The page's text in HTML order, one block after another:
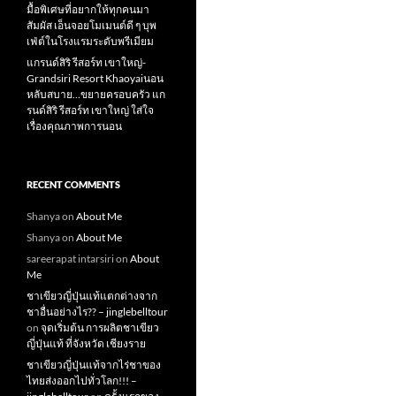
มื้อพิเศษที่อยากให้ทุกคนมา
สัมผัส เอ็นจอยโมเมนต์ดี ๆ บุพ
เฟ่ต์ในโรงแรมระดับพรีเมียม
แกรนด์สิริ​ รีสอร์ท​ เขาใหญ่​-
Grandsiri​ Resort​ Khaoyaiนอน
หลับสบาย…ขยายครอบครัว แก
รนด์สิริ รีสอร์ท เขาใหญ่ ใส่ใจ
เรื่องคุณภาพการนอน
RECENT COMMENTS
Shanyaon About Me
Shanyaon About Me
sareerapat intarsirion About
Me
ชาเขียวญี่ปุ่นแท้แตกต่างจาก
ชาอื่นอย่างไร?? – jinglebelltour
on จุดเริ่มต้น การผลิตชาเขียว
ญี่ปุ่นแท้ ที่จังหวัด เชียงราย
ชาเขียวญี่ปุ่นแท้จากไร่ชาของ
ไทยส่งออกไปทั่วโลก!!! –